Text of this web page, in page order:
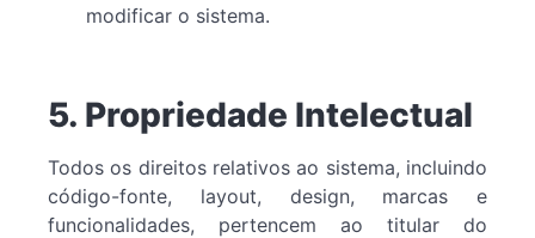
modificar o sistema.
5. Propriedade Intelectual
Todos os direitos relativos ao sistema, incluindo
código-fonte, layout, design, marcas e
funcionalidades, pertencem ao titular do